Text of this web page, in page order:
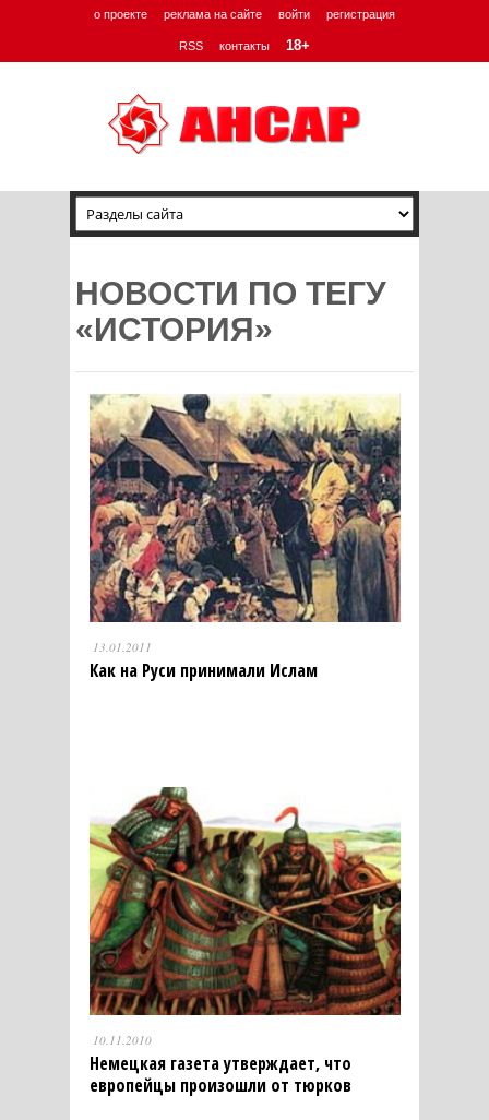
о проекте реклама на сайте войти регистрация
RSS контакты 18+
НОВОСТИ ПО ТЕГУ
«ИСТОРИЯ»
13.01.2011
Как на Руси принимали Ислам
10.11.2010
Немецкая газета утверждает, что
европейцы произошли от тюрков